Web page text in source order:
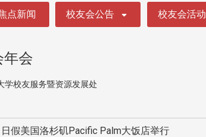
点新闻 校友会公告 校友会活动
年会
学校友服务暨资源发展处
假美国洛杉矶Pacific Palm大饭店举行